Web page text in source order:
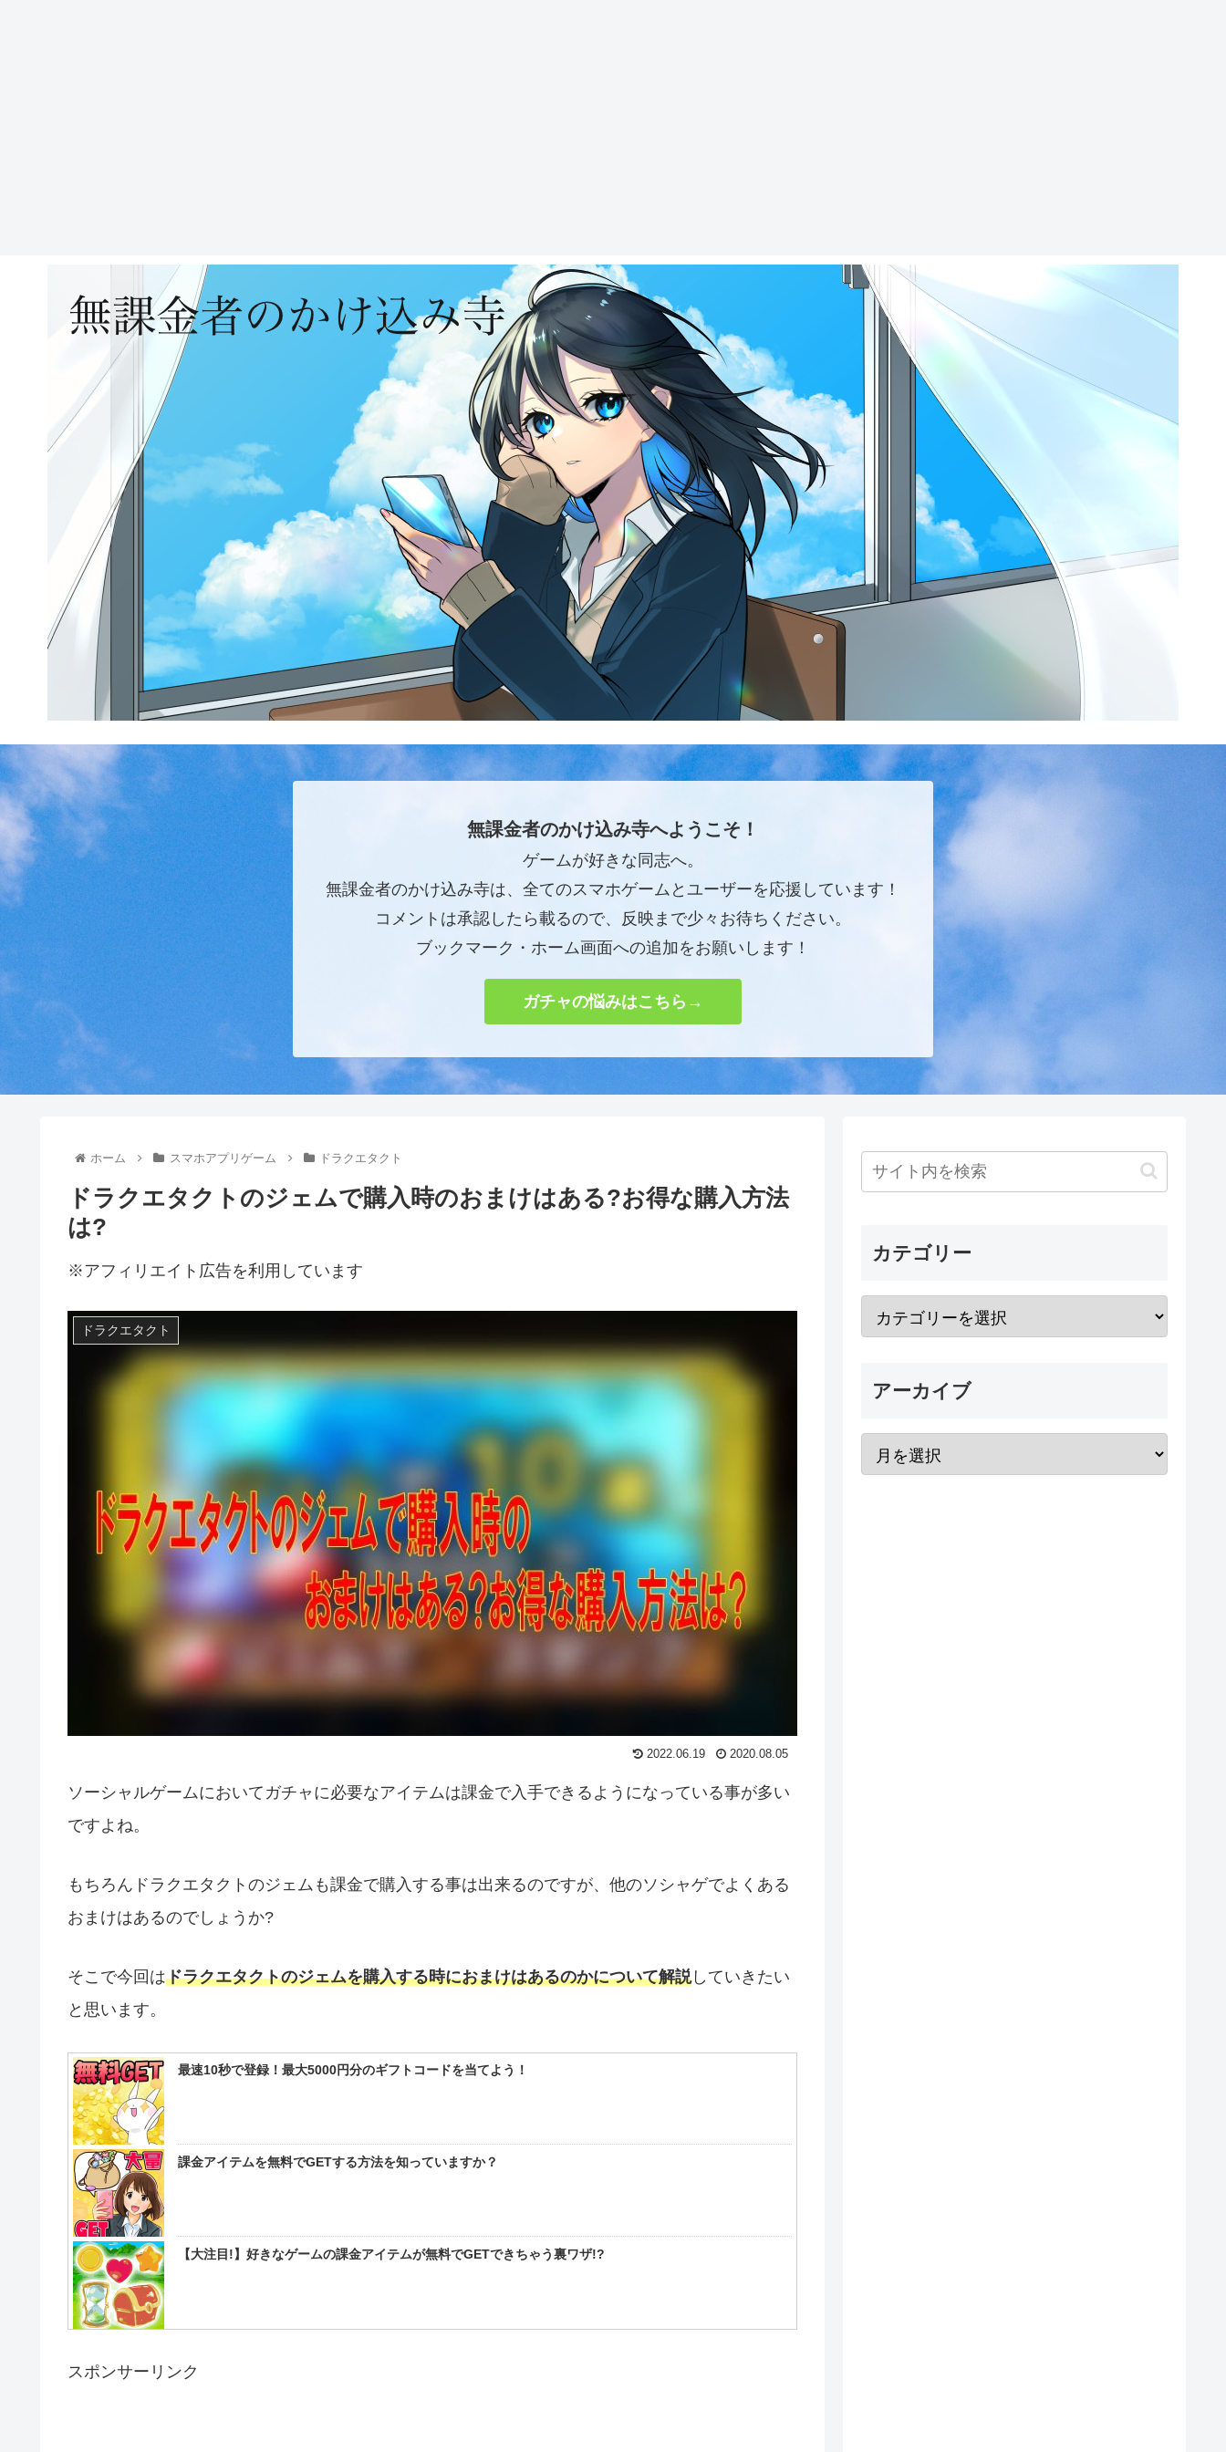
無課金者のかけ込み寺へようこそ！
ゲームが好きな同志へ。
無課金者のかけ込み寺は、全てのスマホゲームとユーザーを応援しています！
コメントは承認したら載るので、反映まで少々お待ちください。
ブックマーク・ホーム画面への追加をお願いします！
ガチャの悩みはこちら→
ホーム スマホアプリゲーム ドラクエタクト
ドラクエタクトのジェムで購入時のおまけはある?お得な購入方法
は?
※アフィリエイト広告を利用しています
ドラクエタクト
2022.06.19 2020.08.05
ソーシャルゲームにおいてガチャに必要なアイテムは課金で入手できるようになっている事が多い
ですよね。
もちろんドラクエタクトのジェムも課金で購入する事は出来るのですが、他のソシャゲでよくある
おまけはあるのでしょうか?
そこで今回はドラクエタクトのジェムを購入する時におまけはあるのかについて解説していきたい
と思います。
最速10秒で登録！最大5000円分のギフトコードを当てよう！
課金アイテムを無料でGETする方法を知っていますか？
【大注目!】好きなゲームの課金アイテムが無料でGETできちゃう裏ワザ!?
スポンサーリンク
カテゴリー
アーカイブ